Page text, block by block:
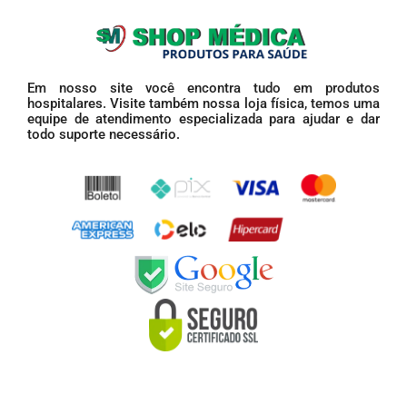
Em nosso site você encontra tudo em produtos
hospitalares. Visite também nossa loja física, temos uma
equipe de atendimento especializada para ajudar e dar
todo suporte necessário.